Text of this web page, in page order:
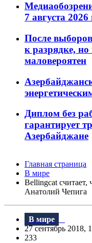
7 августа 2026
После
к разрядке,
маловероятен
Диплом без
гарантирует
Азербайджане
Главная страница
В мире
Bellingcat
Анатолий Чепига
В мире
27 сентябрь 2018,
233